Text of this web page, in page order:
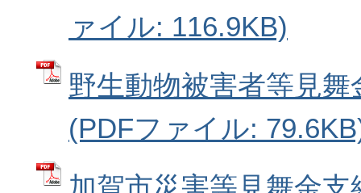
ァイル: 116.9KB)
野生動物被害者等見舞
(PDFファイル: